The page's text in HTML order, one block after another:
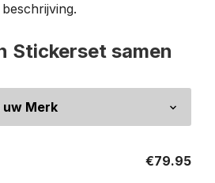
Stickerset samen
€79.95